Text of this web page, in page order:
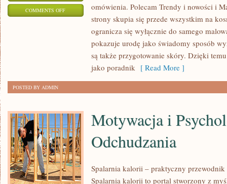
COMMENTS OFFON
omówienia. Polecam Trendy i nowości i
strony skupia się przede wszystkim na
ogranicza się wyłącznie do samego
pokazuje urodę jako świadomy sposób
są także przygotowanie skóry. Dzięki
jako poradnik [ Read More ]
POSTED BY ADMIN
Motywacja i
Odchudzania
Spalarnia kalorii – praktyczny
Spalarnia kalorii to portal stworzony z